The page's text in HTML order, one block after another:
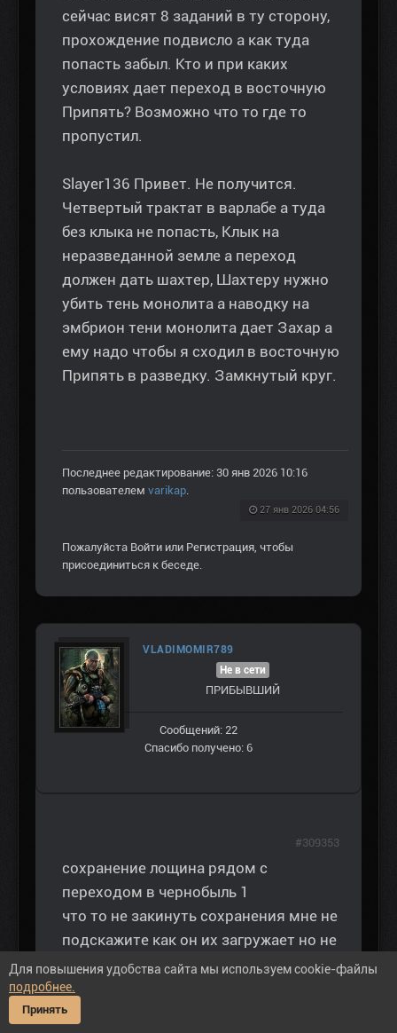
сейчас висят 8 заданий в ту сторону,
прохождение подвисло а как туда
попасть забыл. Кто и при каких
условиях дает переход в восточную
Припять? Возможно что то где то
пропустил.
Slayer136 Привет. Не получится.
Четвертый трактат в варлабе а туда
без клыка не попасть, Клык на
неразведанной земле а переход
должен дать шахтер, Шахтеру нужно
убить тень монолита а наводку на
эмбрион тени монолита дает Захар а
ему надо чтобы я сходил в восточную
Припять в разведку. Замкнутый круг.
Последнее редактирование: 30 янв 2026 10:16
пользователем varikap
27 янв 2026 04:56
Пожалуйста Войти или Регистрация , чтобы
присоединиться к беседе.
VLADIMOMIR789
Не в сети
ПРИБЫВШИЙ
Сообщений: 22
Спасибо получено: 6
сохранение лощина рядом с
переходом в чернобыль 1
что то не закинуть сохранения мне не
подскажите как он их загружает но не
публикует
#309353
Для повышения удобства сайта мы используем cookie-файлы
подробнее.
Принять